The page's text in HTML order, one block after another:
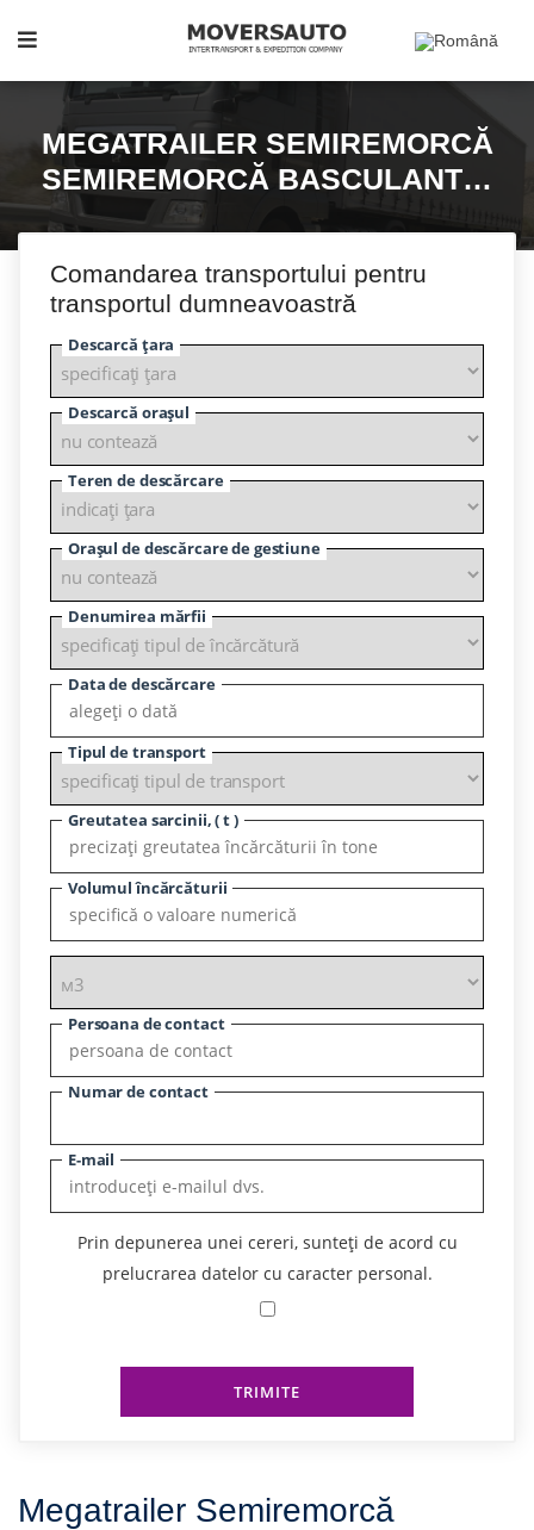
MEGATRAILER SEMIREMORCĂ
SEMIREMORCĂ BASCULANTĂ,
ÎNĂLȚIME 3,05 METRI 105
Comandarea transportului pentru
transportul dumneavoastră
Descarcă țara
Descarcă orașul
Teren de descărcare
Orașul de descărcare de gestiune
Denumirea mărfii
Data de descărcare
Tipul de transport
Greutatea sarcinii, ( t )
Volumul încărcăturii
Persoana de contact
Numar de contact
E-mail
Prin depunerea unei cereri, sunteți de acord cu
prelucrarea datelor cu caracter personal.
TRIMITE
Megatrailer Semiremorcă